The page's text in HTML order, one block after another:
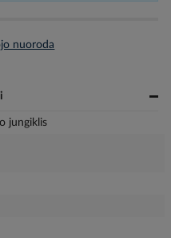
nuoroda
jungiklis